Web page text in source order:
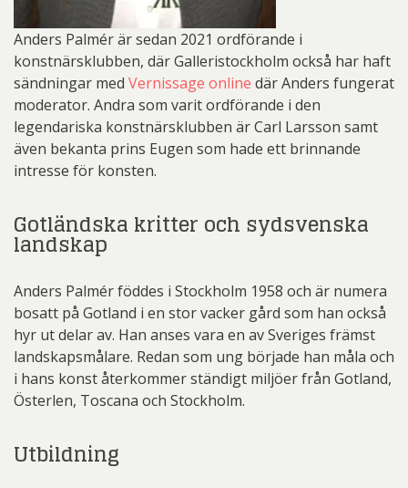
Anders Palmér är sedan 2021 ordförande i
konstnärsklubben, där Galleristockholm också har haft
sändningar med Vernissage online där Anders fungerat
moderator. Andra som varit ordförande i den
legendariska konstnärsklubben är Carl Larsson samt
även bekanta prins Eugen som hade ett brinnande
intresse för konsten.
Gotländska kritter och sydsvenska
landskap
Anders Palmér föddes i Stockholm 1958 och är numera
bosatt på Gotland i en stor vacker gård som han också
hyr ut delar av. Han anses vara en av Sveriges främst
landskapsmålare. Redan som ung började han måla och
i hans konst återkommer ständigt miljöer från Gotland,
Österlen, Toscana och Stockholm.
Utbildning